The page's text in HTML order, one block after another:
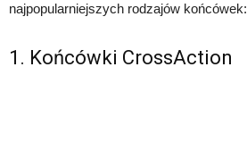
najpopularniejszych rodzajów końcówek:
1. Końcówki CrossAction